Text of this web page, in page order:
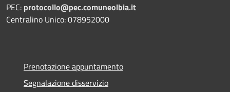
PEC: protocollo@pec.comuneolbia.it
Centralino Unico: 078952000
Prenotazione appuntamento
Segnalazione disservizio